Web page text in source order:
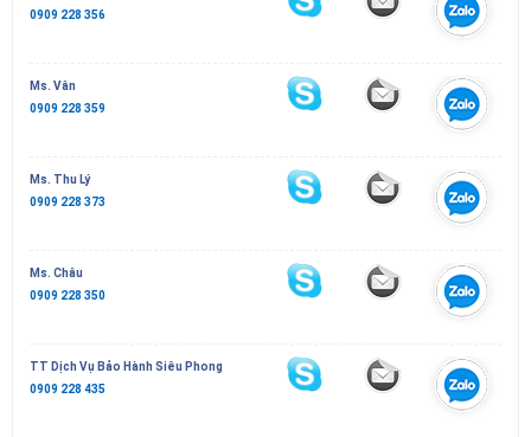
0909 228 356
Ms. Vân
0909 228 359
Ms. Thu Lý
0909 228 373
Ms. Châu
0909 228 350
TT Dịch Vụ Bảo Hành Siêu Phong
0909 228 435